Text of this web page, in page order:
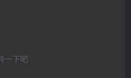
一下吧